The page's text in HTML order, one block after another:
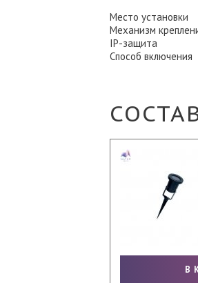
Место установки
Механизм
IP-защита
Способ включения